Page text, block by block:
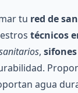
tu red de
técnicos
, sifones
agua